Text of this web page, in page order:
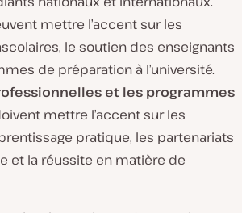
mettre l’accent sur les
le soutien des enseignants
de préparation à l’université.
et les programmes
mettre l’accent sur les
pratique, les partenariats
et la réussite en matière de